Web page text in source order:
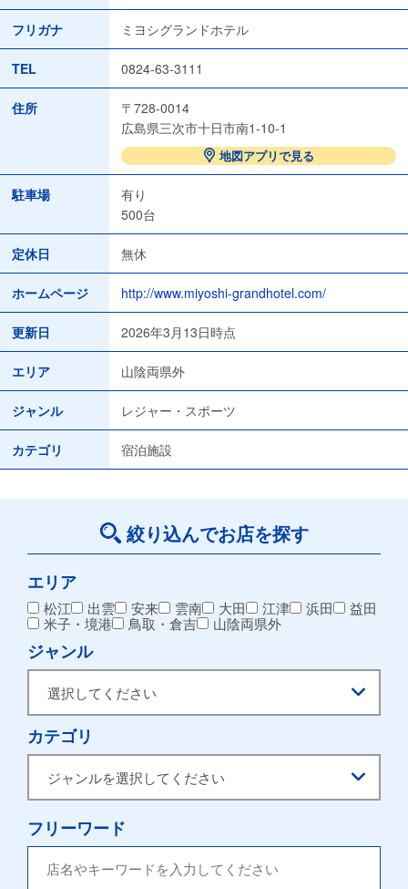
フリガナ ミヨシグランドホテル
TEL 0824-63-3111
住所
〒728-0014
広島県三次市十日市南1-10-1
地図アプリで見る
駐車場
有り
500台
定休日 無休
ホームページ http://www.miyoshi-grandhotel.com/
更新日 2026年3月13日時点
エリア 山陰両県外
ジャンル レジャー・スポーツ
カテゴリ 宿泊施設
絞り込んでお店を探す
エリア
松江 出雲 安来 雲南 大田 江津 浜田
益田
米子・境港
鳥取・倉吉 山陰両県外
ジャンル
カテゴリ
フリーワード